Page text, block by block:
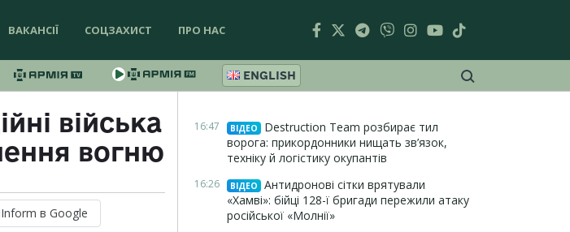
ВАКАНСІЇ СОЦЗАХИСТ ПРО НАС
ENGLISH
війська
вогню
в Google
16:47 ВІДЕО
Destruction Team розбирає тил
ворога: прикордонники нищать зв’язок,
техніку й логістику окупантів
16:26 ВІДЕО
Антидронові сітки врятували
«Хамві»: бійці 128-ї бригади пережили атаку
російської «Молнії»